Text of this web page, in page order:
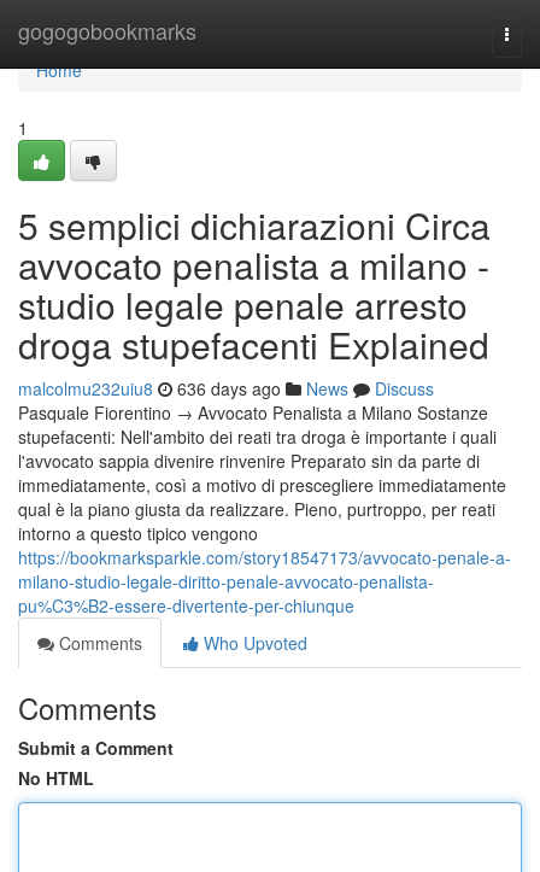
gogogobookmarks
Home
Home
1
5 semplici dichiarazioni Circa
avvocato penalista a milano -
studio legale penale arresto
droga stupefacenti Explained
malcolmu232uiu8 636 days ago News
Discuss
Pasquale Fiorentino → Avvocato Penalista a Milano Sostanze
stupefacenti: Nell'ambito dei reati tra droga è importante i quali
l'avvocato sappia divenire rinvenire Preparato sin da parte di
immediatamente, così a motivo di prescegliere immediatamente
qual è la piano giusta da realizzare. Pieno, purtroppo, per reati
intorno a questo tipico vengono
https://bookmarksparkle.com/story18547173/avvocato-penale-a-
milano-studio-legale-diritto-penale-avvocato-penalista-
pu%C3%B2-essere-divertente-per-chiunque
Comments
Who Upvoted
Comments
Submit a Comment
No HTML